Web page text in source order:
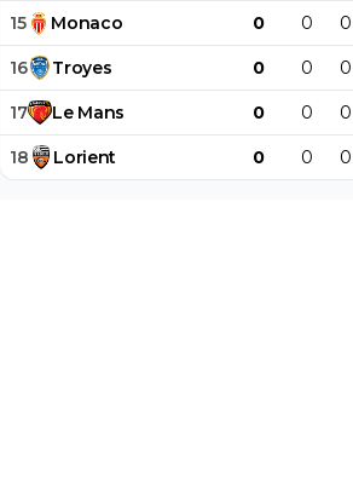
15 Monaco 0 0 0
16 Troyes 0 0 0
17 Le Mans 0 0 0
18 Lorient 0 0 0